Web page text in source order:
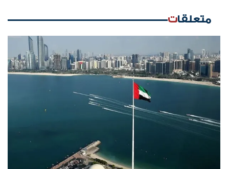
متعلقات